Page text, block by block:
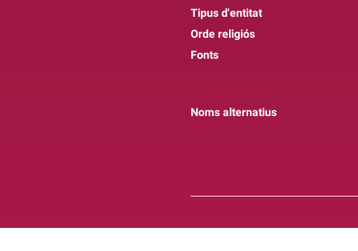
Tipus d'entitat
Orde religiós
Fonts
Noms alternatius